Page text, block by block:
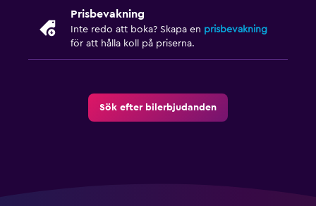
Prisbevakning
Inte redo att boka? Skapa en prisbevakning
för att hålla koll på priserna.
Sök efter bilerbjudanden